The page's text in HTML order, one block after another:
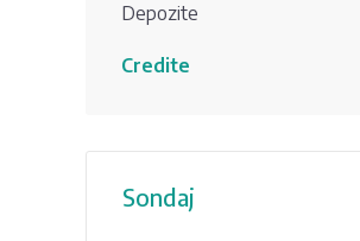
Depozite
Credite
Sondaj